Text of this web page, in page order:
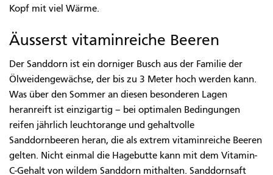
Kopf mit viel Wärme.
Äusserst vitaminreiche Beeren
Der Sanddorn ist ein dorniger Busch aus der Familie der
Ölweidengewächse, der bis zu 3 Meter hoch werden kann.
Was über den Sommer an diesen besonderen Lagen
heranreift ist einzigartig – bei optimalen Bedingungen
reifen jährlich leuchtorange und gehaltvolle
Sanddornbeeren heran, die als extrem vitaminreiche Beeren
gelten. Nicht einmal die Hagebutte kann mit dem Vitamin-
C-Gehalt von wildem Sanddorn mithalten. Sanddornsaft